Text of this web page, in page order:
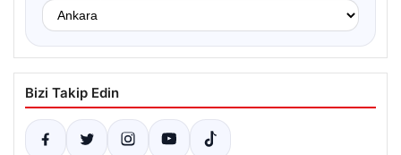
Bizi Takip Edin